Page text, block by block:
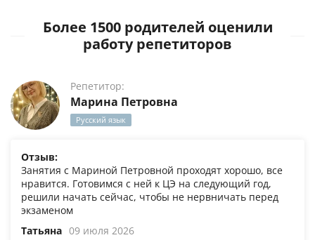
Более 1500 родителей оценили
работу репетиторов
Репетитор:
Марина Петровна
Русский язык
Отзыв:
Занятия с Мариной Петровной проходят хорошо, все
нравится. Готовимся с ней к ЦЭ на следующий год,
решили начать сейчас, чтобы не нервничать перед
экзаменом
Татьяна 09 июля 2026